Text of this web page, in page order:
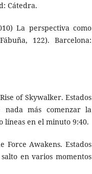
Cátedra.
La perspectiva como
122). Barcelona:
of Skywalker. Estados
más comenzar la
líneas en el minuto 9:40.
Force Awakens. Estados
en varios momentos